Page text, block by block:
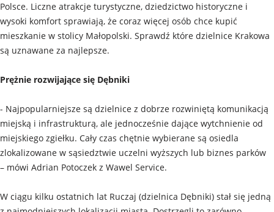
Polsce. Liczne atrakcje turystyczne, dziedzictwo historyczne i
wysoki komfort sprawiają, że coraz więcej osób chce kupić
mieszkanie w stolicy Małopolski. Sprawdź które dzielnice Krakowa
są uznawane za najlepsze.
Prężnie rozwijające się Dębniki
- Najpopularniejsze są dzielnice z dobrze rozwiniętą komunikacją
miejską i infrastrukturą, ale jednocześnie dające wytchnienie od
miejskiego zgiełku. Cały czas chętnie wybierane są osiedla
zlokalizowane w sąsiedztwie uczelni wyższych lub biznes parków
– mówi Adrian Potoczek z Wawel Service.
W ciągu kilku ostatnich lat Ruczaj (dzielnica Dębniki) stał się jedną